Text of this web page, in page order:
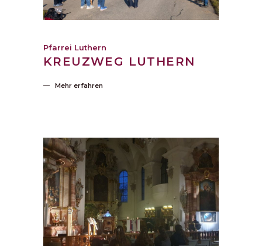
Pfarrei Luthern
KREUZWEG LUTHERN
Mehr erfahren